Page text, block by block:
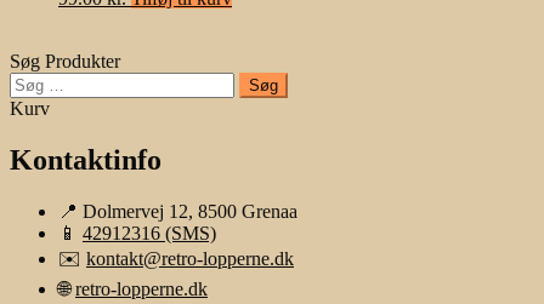
Søg Produkter
Søg
efter:
Kurv
Kontaktinfo
📍 Dolmervej 12, 8500 Grenaa
📱 42912316 (SMS)
✉️ kontakt@retro-lopperne.dk
🌐retro-lopperne.dk